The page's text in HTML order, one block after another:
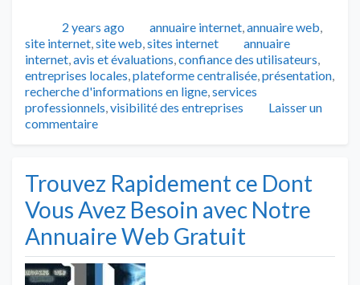
Publié2 years ago Catégories
annuaire internet,annuaire web,
site internet,site web,sites internet Tags
annuaire
internet,avis et évaluations,confiance des utilisateurs,
entreprises locales,plateforme centralisée,présentation,
recherche d'informations en ligne,services
professionnels,visibilité des entreprises
Laisser un
commentaire
Trouvez Rapidement ce Dont
Vous Avez Besoin avec Notre
Annuaire Web Gratuit